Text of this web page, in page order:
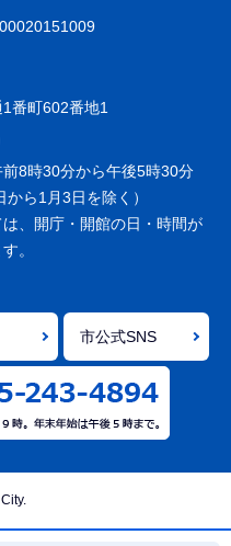
番町602番地1
8時30分から午後5時30分
から1月3日を除く）
、開庁・開館の日・時間が
。
市公式SNS